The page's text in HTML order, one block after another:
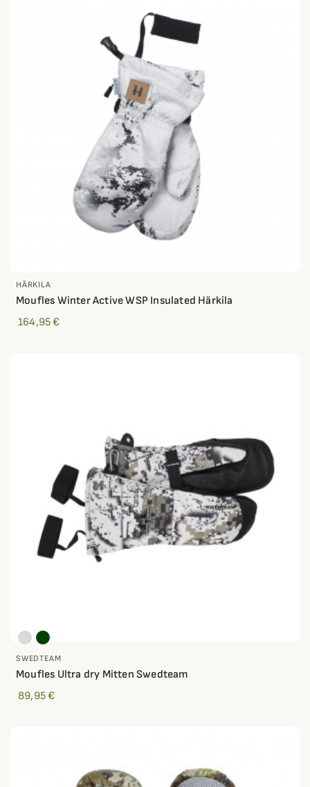
HÄRKILA
Moufles Winter Active WSP Insulated Härkila
164,95 €
SWEDTEAM
Moufles Ultra dry Mitten Swedteam
89,95 €